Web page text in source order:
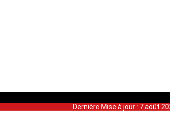
Dernière Mise à jour : 7 août